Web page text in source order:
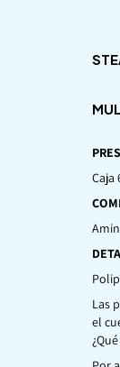
Caja
Las
el